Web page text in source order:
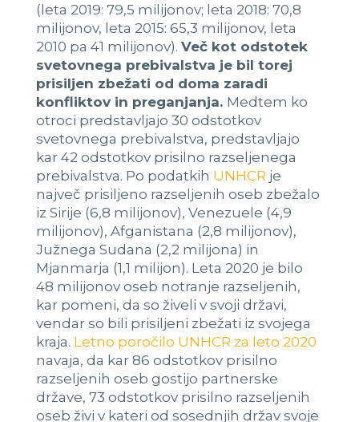
(leta 2019: 79,5 milijonov; leta 2018: 70,8
milijonov, leta 2015: 65,3 milijonov, leta
2010 pa 41 milijonov). Več kot odstotek
svetovnega prebivalstva je bil torej
prisiljen zbežati od doma zaradi
konfliktov in preganjanja. Medtem ko
otroci predstavljajo 30 odstotkov
svetovnega prebivalstva, predstavljajo
kar 42 odstotkov prisilno razseljenega
prebivalstva. Po podatkih UNHCR je
največ prisiljeno razseljenih oseb zbežalo
iz Sirije (6,8 milijonov), Venezuele (4,9
milijonov), Afganistana (2,8 milijonov),
Južnega Sudana (2,2 milijona) in
Mjanmarja (1,1 milijon). Leta 2020 je bilo
48 milijonov oseb notranje razseljenih,
kar pomeni, da so živeli v svoji državi,
vendar so bili prisiljeni zbežati iz svojega
kraja. Letno poročilo UNHCR za leto 2020
navaja, da kar 86 odstotkov prisilno
razseljenih oseb gostijo partnerske
države, 73 odstotkov prisilno razseljenih
oseb živi v kateri od sosednjih držav svoje